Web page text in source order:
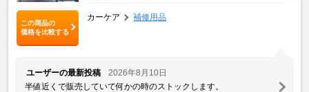
この商品の
価格を比較する
カーケア 補修用品
ユーザーの最新投稿
2026年8月10日
半値近くで販売していて何かの時のストックします。